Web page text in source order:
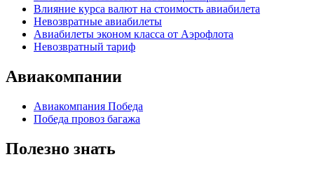
Влияние курса валют на стоимость авиабилета
Невозвратные авиабилеты
Авиабилеты эконом класса от Аэрофлота
Невозвратный тариф
Авиакомпании
Авиакомпания Победа
Победа провоз багажа
Полезно знать